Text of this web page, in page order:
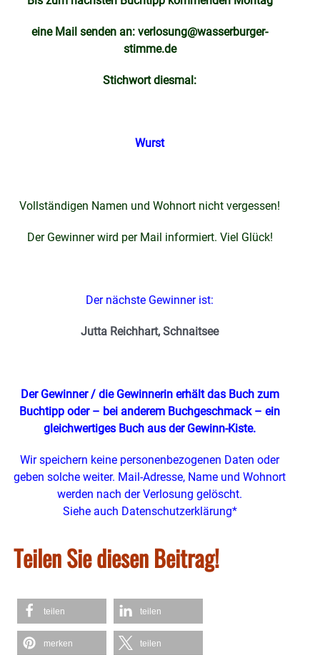
eine Mail senden an:verlosung@wasserburger-
stimme.de
Stichwort diesmal:
Wurst
Vollständigen Namen und Wohnort nicht vergessen!
Der Gewinner wird per Mail informiert. Viel Glück!
Der nächste Gewinner ist:
Jutta Reichhart, Schnaitsee
Der Gewinner / die Gewinnerin erhält das Buch zum
Buchtipp oder – bei anderem Buchgeschmack – ein
gleichwertiges Buch aus der Gewinn-Kiste.
Wir speichern keine personenbezogenen Daten oder
geben solche weiter. Mail-Adresse, Name und Wohnort
werden nach der Verlosung gelöscht.
Siehe auch Datenschutzerklärung*
Teilen Sie diesen Beitrag!
teilen teilen
merken teilen